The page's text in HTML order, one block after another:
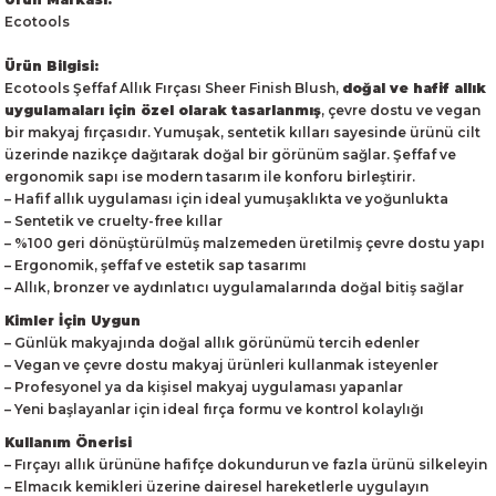
Ecotools
Ürün Bilgisi:
Ecotools Şeffaf Allık Fırçası Sheer Finish Blush, doğal ve hafif allık
uygulamaları için özel olarak tasarlanmış, çevre dostu ve vegan
bir makyaj fırçasıdır. Yumuşak, sentetik kılları sayesinde ürünü cilt
üzerinde nazikçe dağıtarak doğal bir görünüm sağlar. Şeffaf ve
ergonomik sapı ise modern tasarım ile konforu birleştirir.
– Hafif allık uygulaması için ideal yumuşaklıkta ve yoğunlukta
– Sentetik ve cruelty-free kıllar
– %100 geri dönüştürülmüş malzemeden üretilmiş çevre dostu yapı
– Ergonomik, şeffaf ve estetik sap tasarımı
– Allık, bronzer ve aydınlatıcı uygulamalarında doğal bitiş sağlar
Kimler İçin Uygun
– Günlük makyajında doğal allık görünümü tercih edenler
– Vegan ve çevre dostu makyaj ürünleri kullanmak isteyenler
– Profesyonel ya da kişisel makyaj uygulaması yapanlar
– Yeni başlayanlar için ideal fırça formu ve kontrol kolaylığı
Kullanım Önerisi
– Fırçayı allık ürününe hafifçe dokundurun ve fazla ürünü silkeleyin
– Elmacık kemikleri üzerine dairesel hareketlerle uygulayın